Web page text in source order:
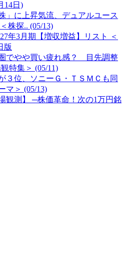
14日)
」に上昇気流、デュアルユース
株探.. (05/13)
年3月期【増収増益】リスト ＜
版
でやや買い疲れ感？ 目先調整
特集＞ (05/11)
３位、ソニーＧ・ＴＳＭＣも同
マ＞ (05/13)
観測】 ─株価革命！次の1万円銘